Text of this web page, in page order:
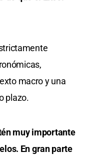
macro y una
plazo.
muy importante
En gran parte